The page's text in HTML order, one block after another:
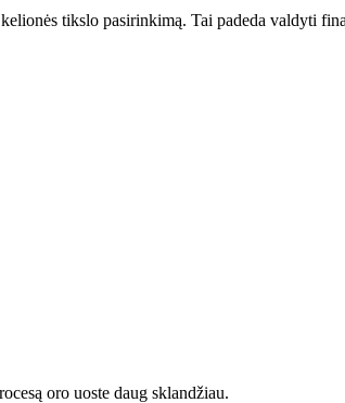
tikslo pasirinkimą. Tai padeda valdyti
oro uoste daug sklandžiau.